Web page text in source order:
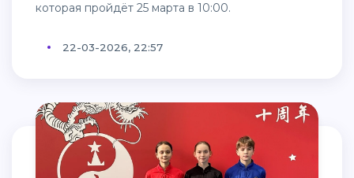
которая пройдёт 25 марта в 10:00.
22-03-2026, 22:57